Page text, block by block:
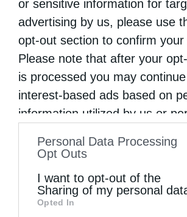
or sensitive information for
advertising by us, please use
opt-out section to confirm your
Please note that after your
is processed you may
interest-based ads based on
information utilized by us or
to your opt-out. You may
information by third parties on
of downstream participants. This
Personal Data Processing
Opt Outs
I want to opt-out of the
Sharing of my personal
Opted In